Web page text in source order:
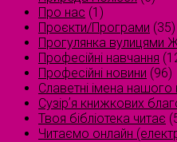
Про нас (1)
Проєкти/Програми (35)
Прогулянка вулицями
Професійні навчання
Професійні новини (96)
Славетні імена
Сузірʼя книжкових
Твоя бібліотека читає
Читаємо онлайн